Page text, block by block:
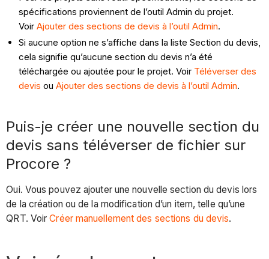
spécifications proviennent de l’outil Admin du projet.
VoirAjouter des sections de devis à l’outil Admin.
Si aucune option ne s’affiche dans la liste Section du devis,
cela signifie qu’aucune section du devis n’a été
téléchargée ou ajoutée pour le projet. Voir Téléverser des
devis ouAjouter des sections de devis à l’outil Admin.
Puis-je créer une nouvelle section du
devis sans téléverser de fichier sur
Procore ?
Oui. Vous pouvez ajouter une nouvelle section du devis lors
de la création ou de la modification d’un item, telle qu’une
QRT. VoirCréer manuellement des sections du devis.